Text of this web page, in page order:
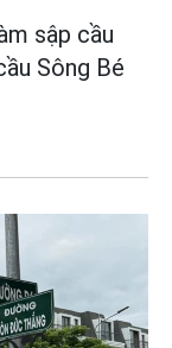
sập cầu
Sông Bé